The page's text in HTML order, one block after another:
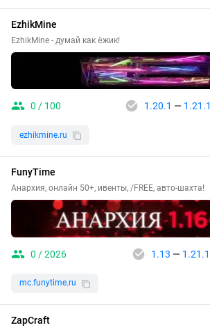
EzhikMine
EzhikMine - думай как ёжик!
0 / 100 1.20.1 — 1.21.1
ezhikmine.ru
FunyTime
Анархия, онлайн 50+, ивенты, /FREE, авто-шахта!
0 / 2026 1.13 — 1.21.1
mc.funytime.ru
ZapCraft